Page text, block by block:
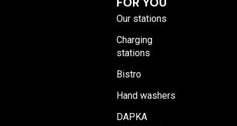
Our stations
Charging
stations
Bistro
Hand washers
DAPKA